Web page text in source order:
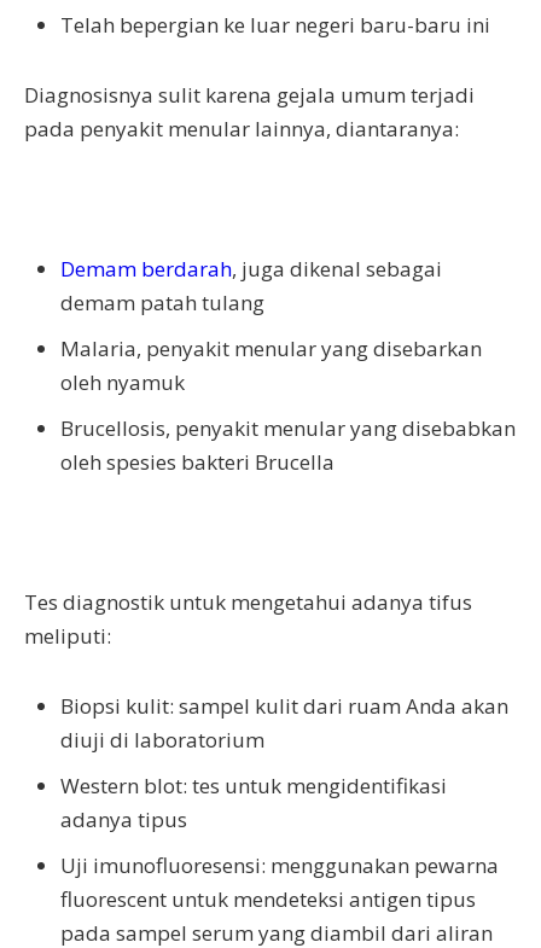
Telah bepergian ke luar negeri baru-baru ini
Diagnosisnya sulit karena gejala umum terjadi
pada penyakit menular lainnya, diantaranya:
Demam berdarah, juga dikenal sebagai
demam patah tulang
Malaria, penyakit menular yang disebarkan
oleh nyamuk
Brucellosis, penyakit menular yang disebabkan
oleh spesies bakteri Brucella
Tes diagnostik untuk mengetahui adanya tifus
meliputi:
Biopsi kulit: sampel kulit dari ruam Anda akan
diuji di laboratorium
Western blot: tes untuk mengidentifikasi
adanya tipus
Uji imunofluoresensi: menggunakan pewarna
fluorescent untuk mendeteksi antigen tipus
pada sampel serum yang diambil dari aliran